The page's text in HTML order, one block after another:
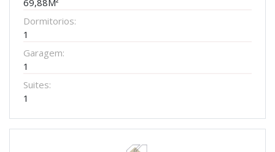
Dormitorios:
1
Garagem:
1
Suites:
1